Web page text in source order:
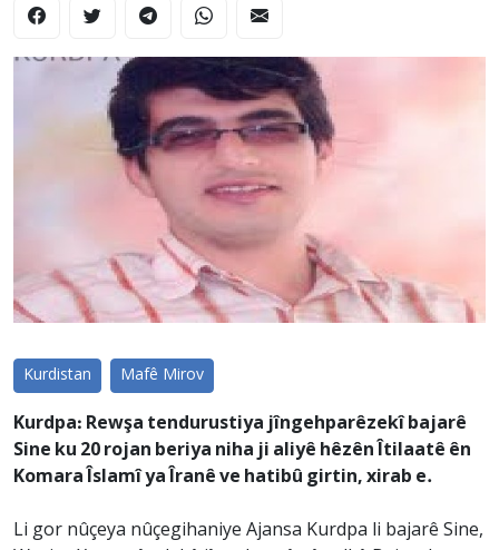
Kurdistan Mafê Mirov
Kurdpa: Rewşa tendurustiya jîngehparêzekî bajarê
Sine ku 20 rojan beriya niha ji aliyê hêzên Îtilaatê ên
Komara Îslamî ya Îranê ve hatibû girtin, xirab e.
Li gor nûçeya nûçegihaniye Ajansa Kurdpa li bajarê Sine,